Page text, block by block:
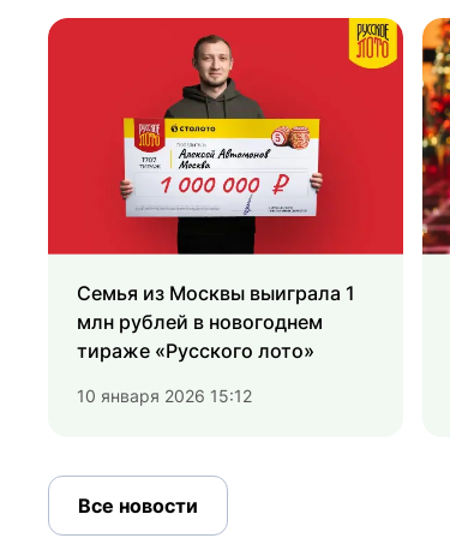
Семья из Москвы выиграла 1
млн рублей в новогоднем
тираже «Русского лото»
10 января 2026 15:12
Все новости